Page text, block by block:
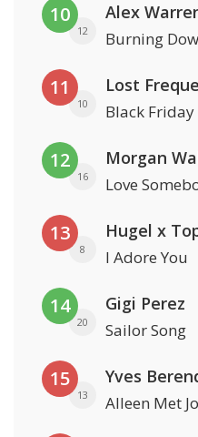
10
12
Alex
Burning
11
10
Lost
Black Friday
12
16
Morgan
Love
13
8 I Adore You
14
20
Gigi Perez
Sailor Song
15
13
Yves
Alleen Met